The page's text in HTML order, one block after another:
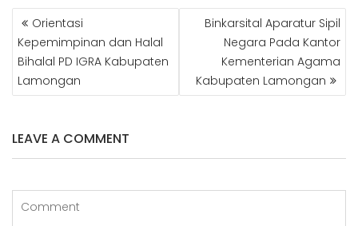
b
o
o
k
s
A
p
p
e
n
g
e
r
g
a
e
NAVIGASI
POSOrientasi
Kepemimpinan dan Halal
Bihalal PD IGRA Kabupaten
Lamongan
Binkarsital Aparatur Sipil
Negara Pada Kantor
Kementerian Agama
Kabupaten Lamongan
LEAVE A COMMENT